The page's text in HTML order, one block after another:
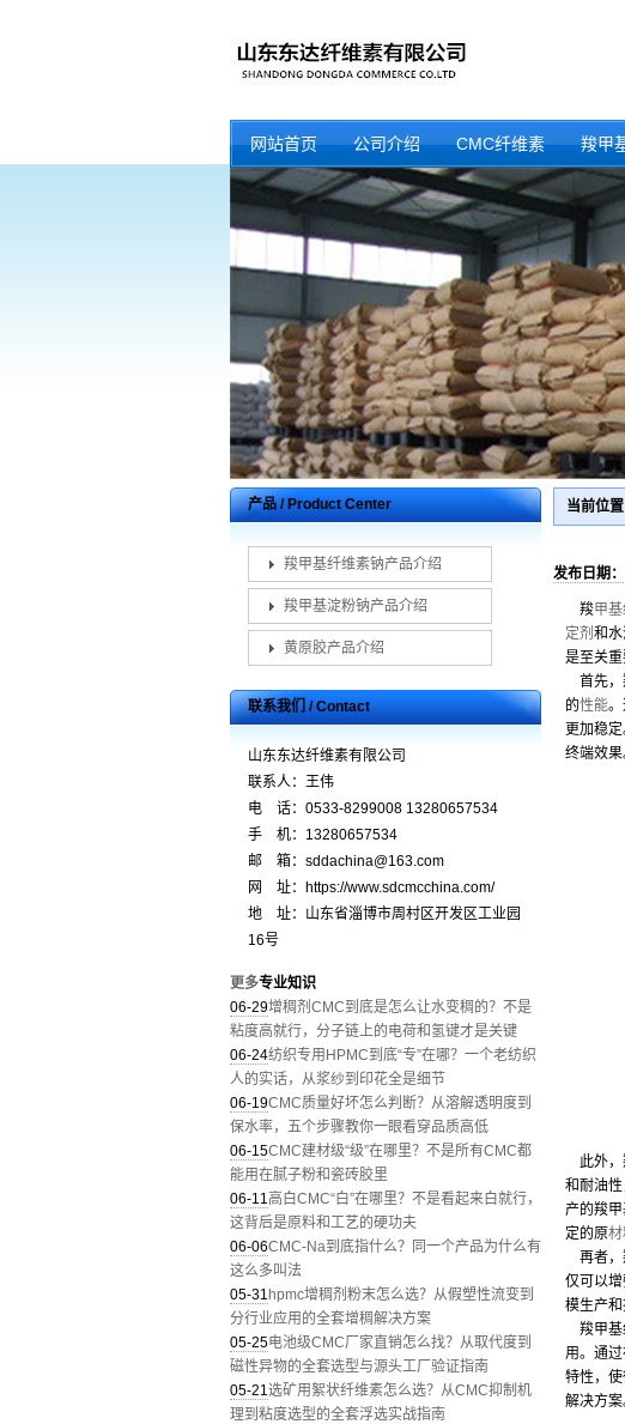
网站首页 公司介绍 CMC纤维素 羧甲
产品 / Product Center
羧甲基纤维素钠产品介绍
羧甲基淀粉钠产品介绍
黄原胶产品介绍
联系我们 / Contact
山东东达纤维素有限公司
联系人：王伟
电 话：0533-8299008 13280657534
手 机：13280657534
邮 箱：sddachina@163.com
网 址：https://www.sdcmcchina.com/
地 址：山东省淄博市周村区开发区工业园
16号
更多专业知识
06-29增稠剂CMC到底是怎么让水变稠的？不是
粘度高就行，分子链上的电荷和氢键才是关键
06-24纺织专用HPMC到底“专”在哪？一个老纺织
人的实话，从浆纱到印花全是细节
06-19CMC质量好坏怎么判断？从溶解透明度到
保水率，五个步骤教你一眼看穿品质高低
06-15CMC建材级“级”在哪里？不是所有CMC都
能用在腻子粉和瓷砖胶里
06-11高白CMC“白”在哪里？不是看起来白就行，
这背后是原料和工艺的硬功夫
06-06CMC-Na到底指什么？同一个产品为什么有
这么多叫法
05-31 hpmc增稠剂粉末怎么选？从假塑性流变到
分行业应用的全套增稠解决方案
05-25电池级CMC厂家直销怎么找？从取代度到
磁性异物的全套选型与源头工厂验证指南
05-21选矿用絮状纤维素怎么选？从CMC抑制机
理到粘度选型的全套浮选实战指南
当前位置
发布日期：
羧甲
定剂 和水
是至关
首先，
的性能
更加稳
终端效果
此外，
和耐油
产的羧
定的原
再者，
仅可以
模生产
羧甲基
用。通
特性，
解决方案